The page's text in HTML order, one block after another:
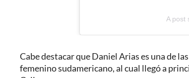
A post
Cabe destacar que Daniel Arias es una de
femenino sudamericano, al cual llegó a